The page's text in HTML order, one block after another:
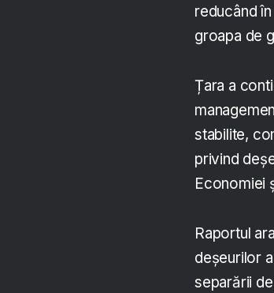
reducând
groapa de
Țara a
stabilite,
privind
Economiei
Raportul
deșeurilor
separării